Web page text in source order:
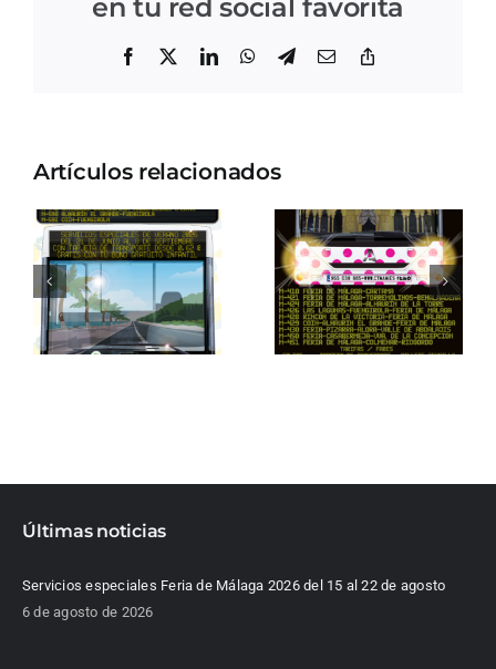
en tu red social favorita
Facebook LinkedInWhatsApp
Telegram
Correo
Artículos relacionados
Últimas noticias
Servicios especiales Feria de Málaga 2026 del 15 al 22 de agosto
6 de agosto de 2026